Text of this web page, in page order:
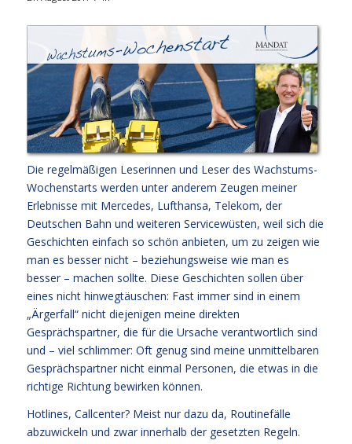
Die regelmäßigen Leserinnen und Leser des Wachstums-
Wochenstarts werden unter anderem Zeugen meiner
Erlebnisse mit Mercedes, Lufthansa, Telekom, der
Deutschen Bahn und weiteren Servicewüsten, weil sich die
Geschichten einfach so schön anbieten, um zu zeigen wie
man es besser nicht – beziehungsweise wie man es
besser – machen sollte. Diese Geschichten sollen über
eines nicht hinwegtäuschen: Fast immer sind in einem
„Ärgerfall“ nicht diejenigen meine direkten
Gesprächspartner, die für die Ursache verantwortlich sind
und – viel schlimmer: Oft genug sind meine unmittelbaren
Gesprächspartner nicht einmal Personen, die etwas in die
richtige Richtung bewirken können.
Hotlines, Callcenter? Meist nur dazu da, Routinefälle
abzuwickeln und zwar innerhalb der gesetzten Regeln.